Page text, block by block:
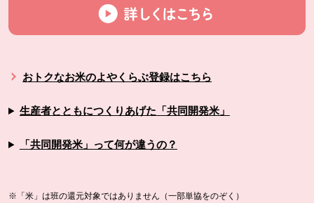
おトクなお米のよやくらぶ登録はこちら
生産者とともにつくりあげた「共同開発米」
「共同開発米」って何が違うの？
※「米」は班の還元対象ではありません（一部単協をのぞく）